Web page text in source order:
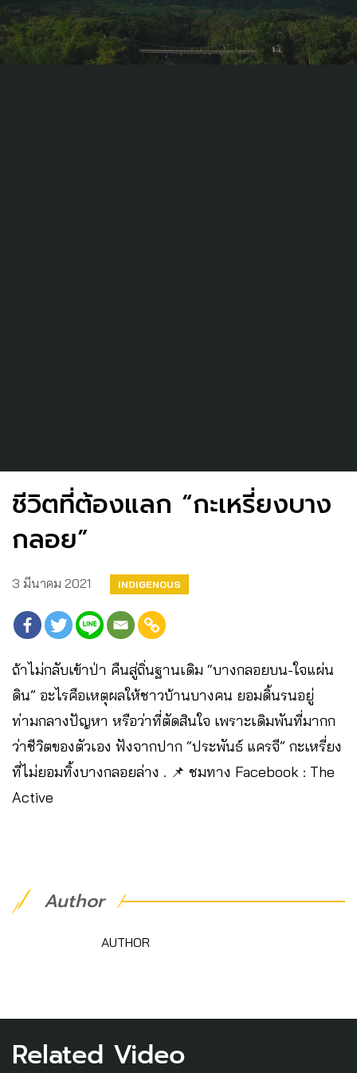
ชีวิตที่ต้องแลก “กะเหรี่ยงบาง
กลอย”
3 มีนาคม 2021 INDIGENOUS
ถ้าไม่กลับเข้าป่า คืนสู่ถิ่นฐานเดิม “บางกลอยบน-ใจแผ่น
ดิน” อะไรคือเหตุผลให้ชาวบ้านบางคน ยอมดิ้นรนอยู่
ท่ามกลางปัญหา หรือว่าที่ตัดสินใจ เพราะเดิมพันที่มากก
ว่าชีวิตของตัวเอง ฟังจากปาก “ประพันธ์ แครจี” กะเหรี่ยง
ที่ไม่ยอมทิ้งบางกลอยล่าง . 📌 ชมทาง Facebook : The
Active
Author
AUTHOR
Related Video